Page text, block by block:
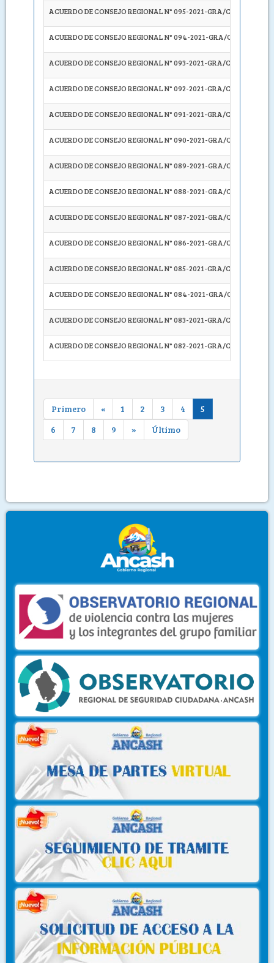
ACUERDO DE CONSEJO REGIONAL N° 095-2021-GRA/CR
ACUERDO DE CONSEJO REGIONAL N° 094-2021-GRA/CR
ACUERDO DE CONSEJO REGIONAL N° 093-2021-GRA/CR
ACUERDO DE CONSEJO REGIONAL N° 092-2021-GRA/CR
ACUERDO DE CONSEJO REGIONAL N° 091-2021-GRA/CR
ACUERDO DE CONSEJO REGIONAL N° 090-2021-GRA/CR
ACUERDO DE CONSEJO REGIONAL N° 089-2021-GRA/CR
ACUERDO DE CONSEJO REGIONAL N° 088-2021-GRA/CR
ACUERDO DE CONSEJO REGIONAL N° 087-2021-GRA/CR
ACUERDO DE CONSEJO REGIONAL N° 086-2021-GRA/CR
ACUERDO DE CONSEJO REGIONAL N° 085-2021-GRA/CR
ACUERDO DE CONSEJO REGIONAL N° 084-2021-GRA/CR
ACUERDO DE CONSEJO REGIONAL N° 083-2021-GRA/CR
ACUERDO DE CONSEJO REGIONAL N° 082-2021-GRA/CR
Primero « 1 2 3 4
5
6
7 8 9 » Último